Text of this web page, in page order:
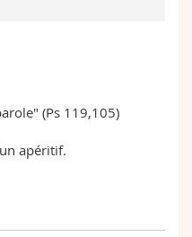
(Ps 119,105)
apéritif.